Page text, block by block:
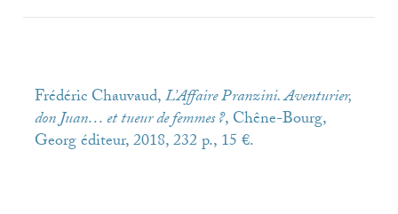
Frédéric Chauvaud,L’Affaire Pranzini. Aventurier,
don Juan… et tueur de femmes?, Chêne-Bourg,
Georg éditeur, 2018, 232 p., 15 €.